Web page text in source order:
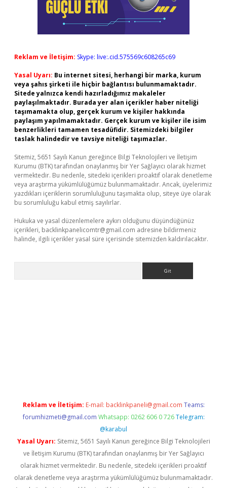
Reklam ve İletişim: Skype: live:.cid.575569c608265c69
Yasal Uyarı: Bu internet sitesi, herhangi bir marka, kurum
veya şahıs şirketi ile hiçbir bağlantısı bulunmamaktadır.
Sitede yalnızca kendi hazırladığımız makaleler
paylaşılmaktadır. Burada yer alan içerikler haber niteliği
taşımamakta olup, gerçek kurum ve kişiler hakkında
paylaşım yapılmamaktadır. Gerçek kurum ve kişiler ile isim
benzerlikleri tamamen tesadüfidir. Sitemizdeki bilgiler
taslak halindedir ve tavsiye niteliği taşımazlar.
Sitemiz, 5651 Sayılı Kanun gereğince Bilgi Teknolojileri ve İletişim
Kurumu (BTK) tarafından onaylanmış bir Yer Sağlayıcı olarak hizmet
vermektedir. Bu nedenle, sitedeki içerikleri proaktif olarak denetleme
veya araştırma yükümlülüğümüz bulunmamaktadır. Ancak, üyelerimiz
yazdıkları içeriklerin sorumluluğunu taşımakta olup, siteye üye olarak
bu sorumluluğu kabul etmiş sayılırlar.
Hukuka ve yasal düzenlemelere aykırı olduğunu düşündüğünüz
içerikleri, backlinkpanelicomtr@gmail.com adresine bildirmeniz
halinde, ilgili içerikler yasal süre içerisinde sitemizden kaldırılacaktır.
Reklam ve İletişim: E-mail: backlinkpaneli@gmail.com Teams:
forumhizmeti@gmail.com Whatsapp: 0262 606 0 726 Telegram:
@karabul
Yasal Uyarı: Sitemiz, 5651 Sayılı Kanun gereğince Bilgi Teknolojileri
ve İletişim Kurumu (BTK) tarafından onaylanmış bir Yer Sağlayıcı
olarak hizmet vermektedir. Bu nedenle, sitedeki içerikleri proaktif
olarak denetleme veya araştırma yükümlülüğümüz bulunmamaktadır.